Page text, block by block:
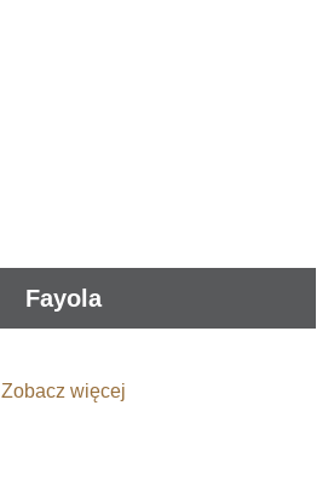
Fayola
Zobacz więcej